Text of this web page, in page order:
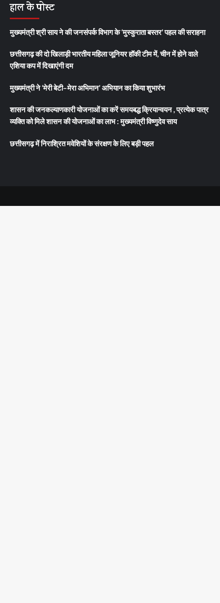
खोजें:
हाल के पोस्ट
मुख्यमंत्री श्री साय ने की जनसंपर्क विभाग के ‘मुस्कुराता बस्तर’ पहल की सराहना
छत्तीसगढ़ की दो खिलाड़ी भारतीय महिला जूनियर हॉकी टीम में, चीन में होने वाले
एशिया कप में दिखाएंगी दम
मुख्यमंत्री ने ‘मेरी बेटी–मेरा अभिमान’ अभियान का किया शुभारंभ
शासन की जनकल्याणकारी योजनाओं का करें समयबद्ध क्रियान्वयन , प्रत्येक पात्र
व्यक्ति को मिले शासन की योजनाओं का लाभ : मुख्यमंत्री विष्णुदेव साय
छत्तीसगढ़ में निराश्रित मवेशियों के संरक्षण के लिए बड़ी पहल